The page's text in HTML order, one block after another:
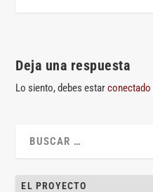
Deja una respuesta
Lo siento, debes estarconectado
EL PROYECTO